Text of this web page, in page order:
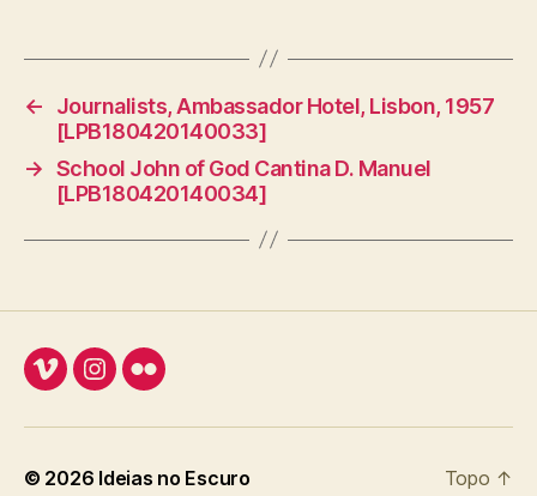
←
Journalists, Ambassador Hotel, Lisbon, 1957
[LPB180420140033]
→ School John of God Cantina D. Manuel
[LPB180420140034]
VimeoInstagram
Flickr
© 2026 Ideias no Escuro Topo ↑